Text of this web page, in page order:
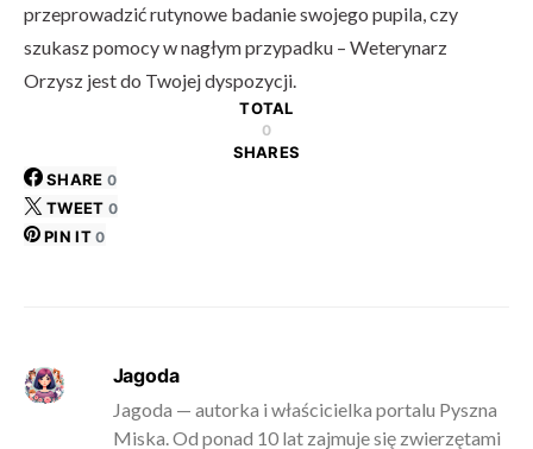
przeprowadzić rutynowe badanie swojego pupila, czy
szukasz pomocy w nagłym przypadku – Weterynarz
Orzysz jest do Twojej dyspozycji.
TOTAL
0
SHARES
SHARE 0
TWEET 0
PIN IT 0
Jagoda
Jagoda — autorka i właścicielka portalu Pyszna
Miska. Od ponad 10 lat zajmuje się zwierzętami